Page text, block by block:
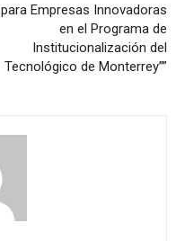
para Empresas Innovadoras
en el Programa de
Institucionalización del
Tecnológico de Monterrey””